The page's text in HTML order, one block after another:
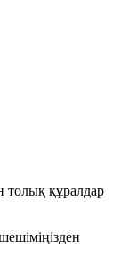
толық құралдар